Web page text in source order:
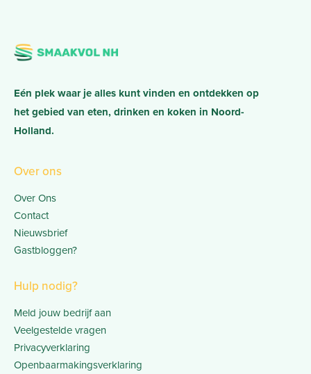
Eén plek waar je alles kunt vinden en ontdekken op
het gebied van eten, drinken en koken in Noord-
Holland.
Over ons
Over Ons
Contact
Nieuwsbrief
Gastbloggen?
Hulp nodig?
Meld jouw bedrijf aan
Veelgestelde vragen
Privacyverklaring
Openbaarmakingsverklaring